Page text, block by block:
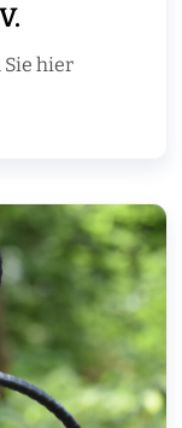
Sie hier